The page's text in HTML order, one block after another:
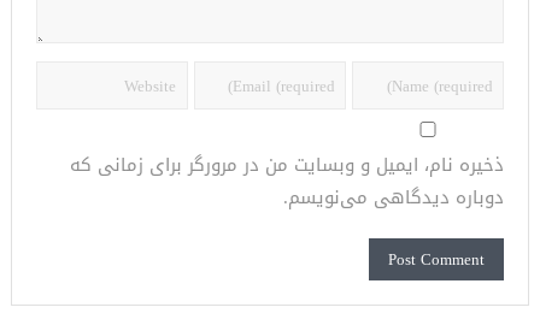
ذخیره نام، ایمیل و وبسایت من در مرورگر برای زمانی که
دوباره دیدگاهی می‌نویسم.